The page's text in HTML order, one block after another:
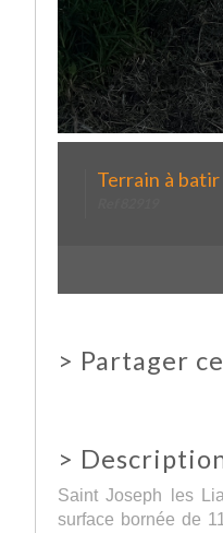
Terrain à
> Partager
>
Saint Joseph les
surface bornée de